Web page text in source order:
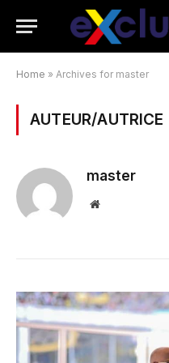
Home » Archives for master
AUTEUR/AUTRICE
master
Website